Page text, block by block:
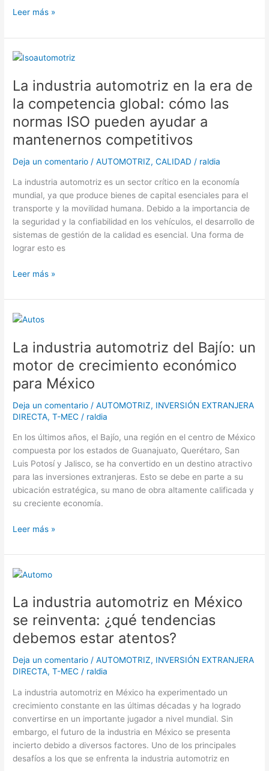
más
América
Norte
Leer más »
La industria automotriz en la era de
la competencia global: cómo las
normas ISO pueden ayudar a
mantenernos competitivos
Deja un comentario /AUTOMOTRIZ,CALIDAD / raldia
La industria automotriz es un sector crítico en la economía
mundial, ya que produce bienes de capital esenciales para el
transporte y la movilidad humana. Debido a la importancia de
la seguridad y la confiabilidad en los vehículos, el desarrollo de
sistemas de gestión de la calidad es esencial. Una forma de
lograr esto es
La
automotriz
en
la
era
de
competencia
normas
ayudar
Leer más »
La industria automotriz del Bajío: un
motor de crecimiento económico
para México
Deja un comentario /AUTOMOTRIZ, INVERSIÓN EXTRANJERA
DIRECTA,T-MEC / raldia
En los últimos años, el Bajío, una región en el centro de México
compuesta por los estados de Guanajuato, Querétaro, San
Luis Potosí y Jalisco, se ha convertido en un destino atractivo
para las inversiones extranjeras. Esto se debe en parte a su
ubicación estratégica, su mano de obra altamente calificada y
su creciente economía.
La
automotriz
Bajío:
un
de
crecimiento
económico
para
México
Leer más »
La industria automotriz en México
se reinventa: ¿qué tendencias
debemos estar atentos?
Deja un comentario /AUTOMOTRIZ, INVERSIÓN EXTRANJERA
DIRECTA,T-MEC / raldia
La industria automotriz en México ha experimentado un
crecimiento constante en las últimas décadas y ha logrado
convertirse en un importante jugador a nivel mundial. Sin
embargo, el futuro de la industria en México se presenta
incierto debido a diversos factores. Uno de los principales
desafíos a los que se enfrenta la industria automotriz en
La
automotriz
México
se
¿qué
tendencias
debemos
estar
atentos?